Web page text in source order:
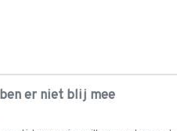
er niet blij mee